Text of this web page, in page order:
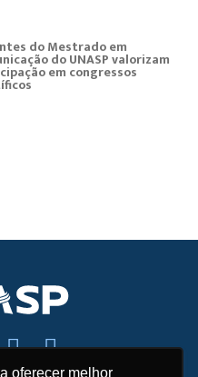
oferecer melhor
do Mestrado em
do UNASP valorizam
em congressos